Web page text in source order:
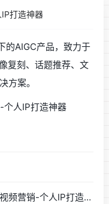
IP打造神器
的AIGC产品，致力于
复刻、话题推荐、文
方案。
网站简称：【官网】万兴播爆：AI短视频营销-个人IP打造神器